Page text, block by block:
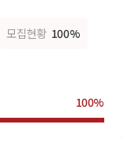
모집현황 100%
100%